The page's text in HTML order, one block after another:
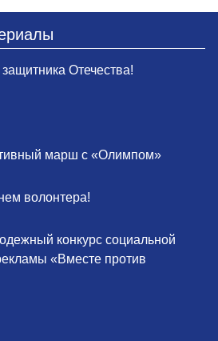
Отечества!
марш с «Олимпом»
волонтера!
конкурс социальной
«Вместе против